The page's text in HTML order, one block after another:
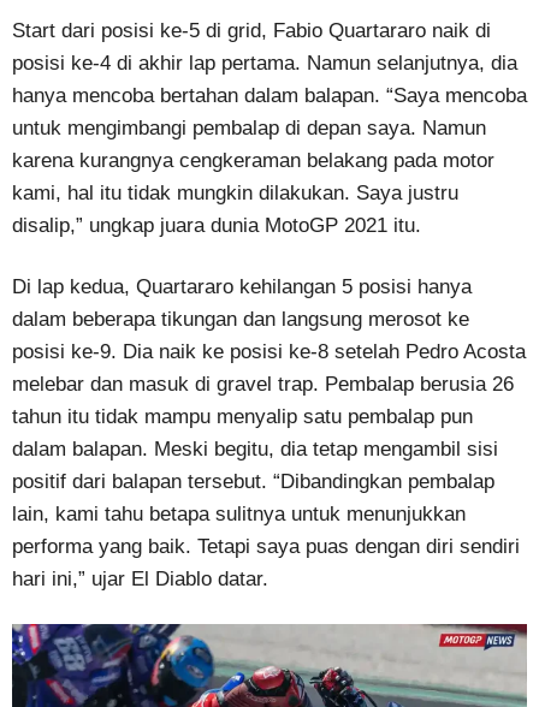
Start dari posisi ke-5 di grid, Fabio Quartararo naik di
posisi ke-4 di akhir lap pertama. Namun selanjutnya, dia
hanya mencoba bertahan dalam balapan. “Saya mencoba
untuk mengimbangi pembalap di depan saya. Namun
karena kurangnya cengkeraman belakang pada motor
kami, hal itu tidak mungkin dilakukan. Saya justru
disalip,” ungkap juara dunia MotoGP 2021 itu.
Di lap kedua, Quartararo kehilangan 5 posisi hanya
dalam beberapa tikungan dan langsung merosot ke
posisi ke-9. Dia naik ke posisi ke-8 setelah Pedro Acosta
melebar dan masuk di gravel trap. Pembalap berusia 26
tahun itu tidak mampu menyalip satu pembalap pun
dalam balapan. Meski begitu, dia tetap mengambil sisi
positif dari balapan tersebut. “Dibandingkan pembalap
lain, kami tahu betapa sulitnya untuk menunjukkan
performa yang baik. Tetapi saya puas dengan diri sendiri
hari ini,” ujar El Diablo datar.